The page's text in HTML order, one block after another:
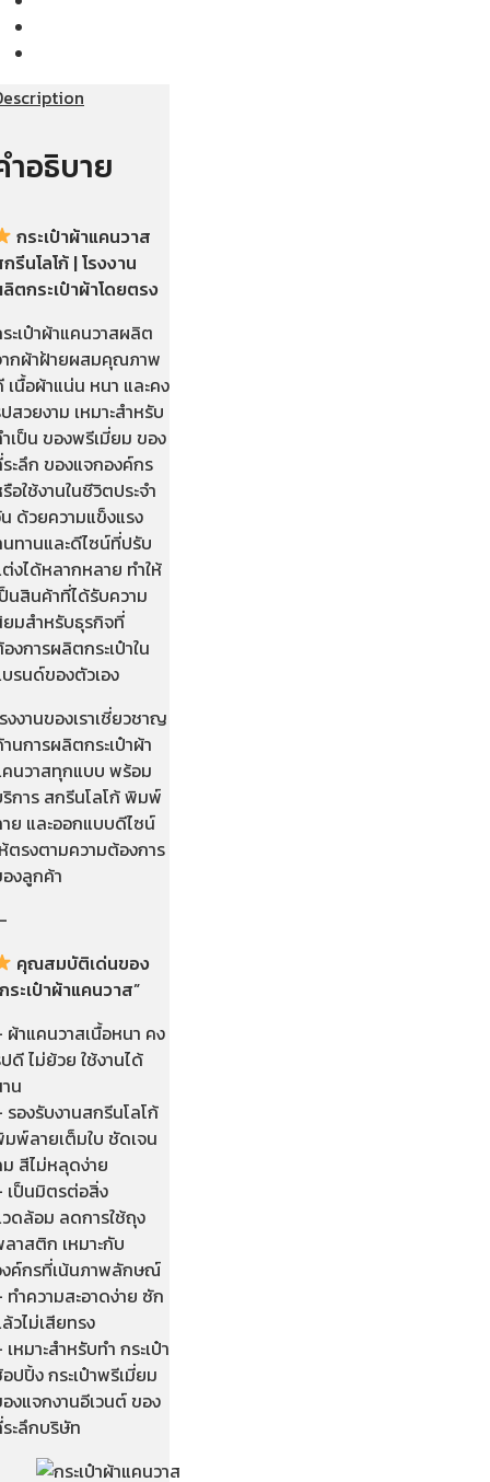
ำอธิบาย
กระเป๋าผ้าแคนวาส
รีนโลโก้ | โรงงาน
ตกระเป๋าผ้าโดยตรง
ะเป๋าผ้าแคนวาสผลิต
กผ้าฝ้ายผสมคุณภาพ
เนื้อผ้าแน่น หนา และคง
สวยงาม เหมาะสำหรับ
เป็น ของพรีเมี่ยม ของ
ะลึก ของแจกองค์กร
อใช้งานในชีวิตประจำ
ด้วยความแข็งแรง
ทานและดีไซน์ที่ปรับ
งได้หลากหลาย ทำให้
นสินค้าที่ได้รับความ
มสำหรับธุรกิจที่
งการผลิตกระเป๋าใน
รนด์ของตัวเอง
งงานของเราเชี่ยวชาญ
นการผลิตกระเป๋าผ้า
นวาสทุกแบบ พร้อม
การ สกรีนโลโก้ พิมพ์
ย และออกแบบดีไซน์
ตรงตามความต้องการ
งลูกค้า
คุณสมบัติเด่นของ
ระเป๋าผ้าแคนวาส”
ผ้าแคนวาสเนื้อหนา คง
ดี ไม่ย้วย ใช้งานได้
น
รองรับงานสกรีนโลโก้
พ์ลายเต็มใบ ชัดเจน
สีไม่หลุดง่าย
เป็นมิตรต่อสิ่ง
ดล้อม ลดการใช้ถุง
าสติก เหมาะกับ
ค์กรที่เน้นภาพลักษณ์
ทำความสะอาดง่าย ซัก
วไม่เสียทรง
เหมาะสำหรับทำ กระเป๋า
ปปิ้ง กระเป๋าพรีเมี่ยม
งแจกงานอีเวนต์ ของ
ะลึกบริษัท